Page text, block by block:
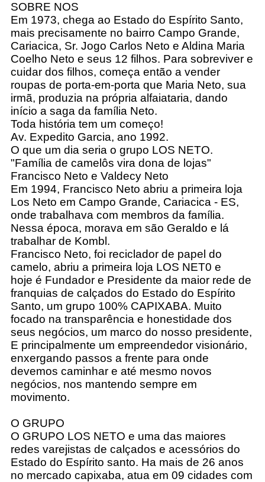
SOBRE NOS
Em 1973, chega ao Estado do Espírito Santo,
mais precisamente no bairro Campo Grande,
Cariacica, Sr. Jogo Carlos Neto e Aldina Maria
Coelho Neto e seus 12 filhos. Para sobreviver e
cuidar dos filhos, começa então a vender
roupas de porta-em-porta que Maria Neto, sua
irmã, produzia na própria alfaiataria, dando
início a saga da família Neto.
Toda história tem um começo!
Av. Expedito Garcia, ano 1992.
O que um dia seria o grupo LOS NETO.
"Família de camelôs vira dona de lojas"
Francisco Neto e Valdecy Neto
Em 1994, Francisco Neto abriu a primeira loja
Los Neto em Campo Grande, Cariacica - ES,
onde trabalhava com membros da família.
Nessa época, morava em são Geraldo e lá
trabalhar de Kombl.
Francisco Neto, foi reciclador de papel do
camelo, abriu a primeira loja LOS NET0 e
hoje é Fundador e Presidente da maior rede de
franquias de calçados do Estado do Espírito
Santo, um grupo 100% CAPIXABA. Muito
focado na transparência e honestidade dos
seus negócios, um marco do nosso presidente,
E principalmente um empreendedor visionário,
enxergando passos a frente para onde
devemos caminhar e até mesmo novos
negócios, nos mantendo sempre em
movimento.
O GRUPO
O GRUPO LOS NETO e uma das maiores
redes varejistas de calçados e acessórios do
Estado do Espírito santo. Ha mais de 26 anos
no mercado capixaba, atua em 09 cidades com